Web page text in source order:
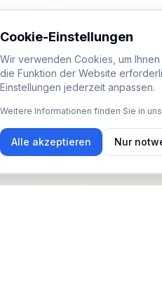
Cookie-Einstellungen
Wir verwenden Cookies, um
die Funktion der Website
Einstellungen jederzeit anpassen.
Weitere Informationen finden Sie in
Alle akzeptieren Nur